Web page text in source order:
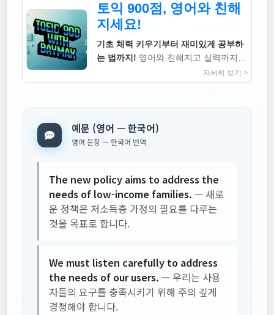
토익 900점, 영어와 친해
지세요!
기초 체력 키우기부터 재미있게 공부하
는 법까지! 영어와 친해지고 실력까지
자세히 보기 >
예문 (영어 — 한국어)
영어 문장 — 한국어 번역
The new policy aims to address the
needs of low-income families. — 새로
운 정책은 저소득층 가정의 필요를 다루는
것을 목표로 합니다.
We must listen carefully to address
the needs of our users. — 우리는 사용
자들의 요구를 충족시키기 위해 주의 깊게
경청해야 합니다.